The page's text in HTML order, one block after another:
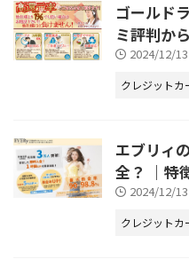
ゴールド
ミ評判か
2024/12/13
クレジットカ
エブリィ
全？ ｜特
2024/12/13
クレジットカ